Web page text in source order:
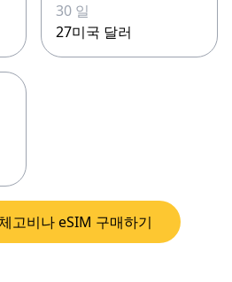
30 일
27미국 달러
고비나 eSIM 구매하기